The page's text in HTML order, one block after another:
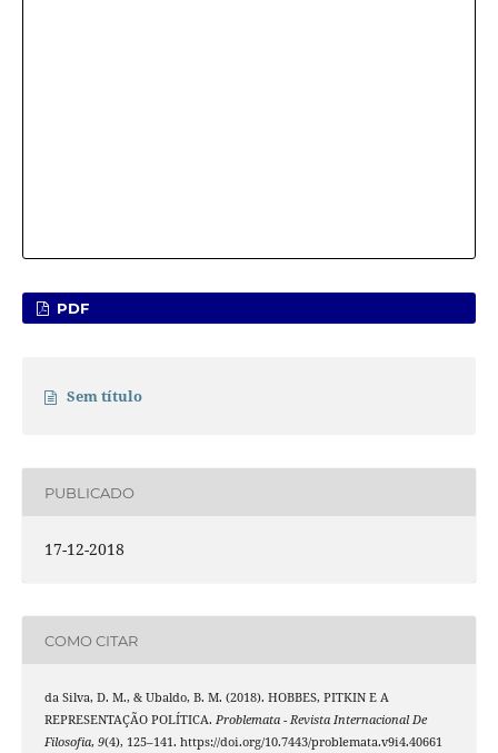
PDF
Sem título
PUBLICADO
17-12-2018
COMO CITAR
da Silva, D. M., & Ubaldo, B. M. (2018). HOBBES, PITKIN E A
REPRESENTAÇÃO POLÍTICA. Problemata - Revista Internacional De
Filosofia, 9(4), 125–141. https://doi.org/10.7443/problemata.v9i4.40661